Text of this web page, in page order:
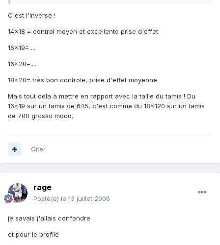
C'est l'inverse !
14x18 = control moyen et excellente prise d'effet
16x19= ...
16x20=....
18x20= très bon controle, prise d'effet moyenne
Mais tout cela à mettre en rapport avec la taille du tamis ! Du
16x19 sur un tamis de 645, c'est comme du 18x120 sur un tamis
de 700 grosso modo.
Citer
rage
Posté(e) le 13 juillet 2006
je savais j'allais confondre
et pour le profilé